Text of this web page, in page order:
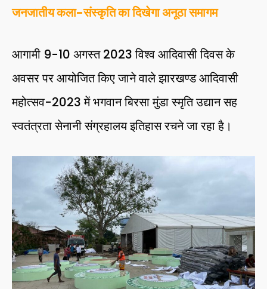
जनजातीय कला-संस्कृति का दिखेगा अनूठा समागम
आगामी 9-10 अगस्त 2023 विश्व आदिवासी दिवस के
अवसर पर आयोजित किए जाने वाले झारखण्ड आदिवासी
महोत्सव-2023 में भगवान बिरसा मुंडा स्मृति उद्यान सह
स्वतंत्रता सेनानी संग्रहालय इतिहास रचने जा रहा है।